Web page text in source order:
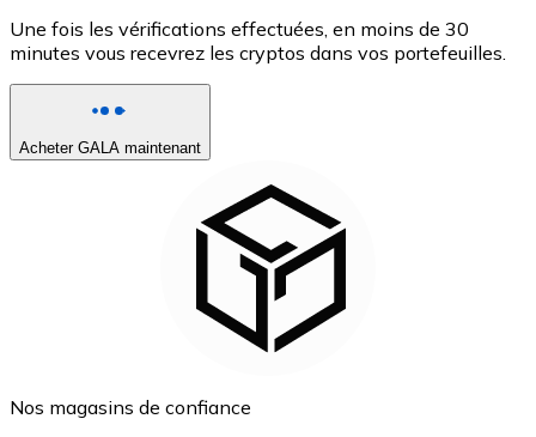
Une fois les vérifications effectuées, en moins de 30
minutes vous recevrez les cryptos dans vos portefeuilles.
Acheter GALA maintenant
Nos magasins de confiance